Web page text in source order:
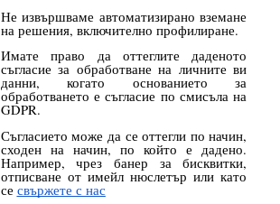
Не извършваме автоматизирано вземане
на решения, включително профилиране.
Имате право да оттеглите даденото
съгласие за обработване на личните ви
данни, когато основанието за
обработването е съгласие по смисъла на
GDPR.
Съгласието може да се оттегли по начин,
сходен на начин, по който е дадено.
Например, чрез банер за бисквитки,
отписване от имейл нюслетър или като
се свържете с нас